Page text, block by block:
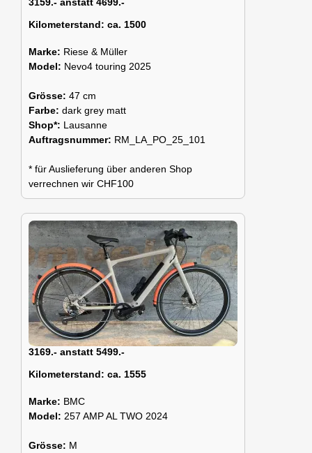
Kilometerstand: ca. 1500
Marke: Riese & Müller
Model: Nevo4 touring 2025
Grösse: 47 cm
Farbe: dark grey matt
Shop*: Lausanne
Auftragsnummer: RM_LA_PO_25_101
* für Auslieferung über anderen Shop
verrechnen wir CHF100
3169.- anstatt 5499.-
Kilometerstand: ca. 1555
Marke: BMC
Model: 257 AMP AL TWO 2024
Grösse: M